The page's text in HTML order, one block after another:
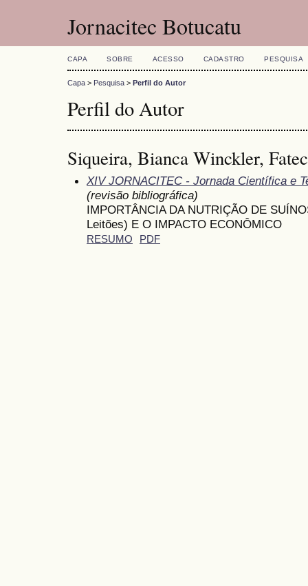
Jornacitec Botucatu
CAPA SOBRE ACESSO CADASTRO PESQUISA
Capa > Pesquisa > Perfil do Autor
Perfil do Autor
Siqueira, Bianca Winckler,
XIV JORNACITEC - Jornada Científica e
(revisão bibliográfica)
IMPORTÂNCIA DA NUTRIÇÃO DE
Leitões) E O IMPACTO ECONÔMICO
RESUMO PDF